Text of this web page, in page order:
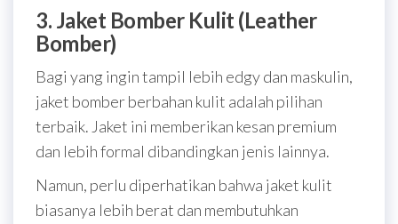
3. Jaket Bomber Kulit (Leather
Bomber)
Bagi yang ingin tampil lebih edgy dan maskulin,
jaket bomber berbahan kulit adalah pilihan
terbaik. Jaket ini memberikan kesan premium
dan lebih formal dibandingkan jenis lainnya.
Namun, perlu diperhatikan bahwa jaket kulit
biasanya lebih berat dan membutuhkan